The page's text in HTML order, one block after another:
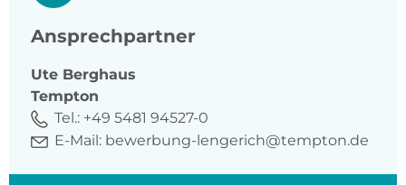
Ansprechpartner
Ute Berghaus
Tempton
Tel.: +49 5481 94527-0
E-Mail: bewerbung-lengerich@tempton.de